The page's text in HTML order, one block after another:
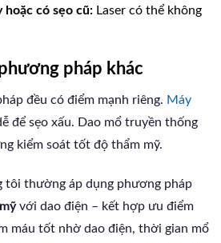
hoặc có sẹo cũ:Laser có thể không
pháp khác
đều có điểm mạnh riêng. Máy
để sẹo xấu. Dao mổ truyền thống
kiểm soát tốt độ thẩm mỹ.
tôi thường áp dụng phương pháp
với dao điện – kết hợp ưu điểm
máu tốt nhờ dao điện, thời gian mổ